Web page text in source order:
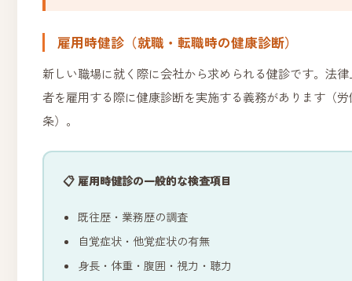
雇用時健診（就職・転職時の健康診断）
新しい職場に就く際に会社から求められる健診です。法
者を雇用する際に健康診断を実施する義務があります（
条）。
📋 雇用時健診の一般的な検査項目
既往歴・業務歴の調査
自覚症状・他覚症状の有無
身長・体重・腹囲・視力・聴力